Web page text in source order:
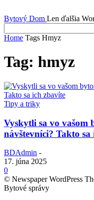
Bytový Dom Len ďalšia
Home Tags Hmyz
Tag: hmyz
Tipy a triky
Vyskytli sa vo vašom
návštevníci? Takto sa
BDAdmin -
17. júna 2025
0
© Newspaper WordPress
Bytové správy